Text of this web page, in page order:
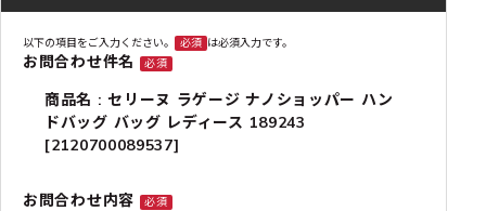
以下の項目をご入力ください。 必須 は必須入力です。
お問合わせ件名 必須
商品名 : セリーヌ ラゲージ ナノショッパー ハン
ドバッグ バッグ レディース 189243
[2120700089537]
お問合わせ内容 必須